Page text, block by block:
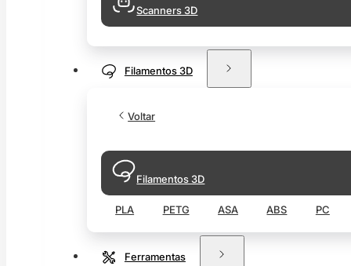
Scanners 3D
Filamentos 3D
Voltar
Filamentos 3D
PLA PETG ASA ABS PC
Ferramentas